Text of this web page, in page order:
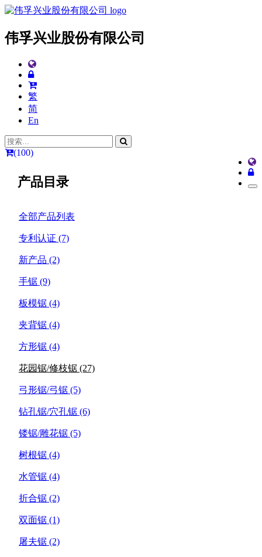
伟孚兴业股份有限公司
繁
简
En
(100)
产品目录
全部产品列表
专利认证 (7)
新产品 (2)
手锯 (9)
板模锯 (4)
夹背锯 (4)
方形锯 (4)
花园锯/修枝锯 (27)
弓形锯/弓锯 (5)
钻孔锯/穴孔锯 (6)
镂锯/雕花锯 (5)
树根锯 (4)
水管锯 (4)
折合锯 (2)
双面锯 (1)
屠夫锯 (2)